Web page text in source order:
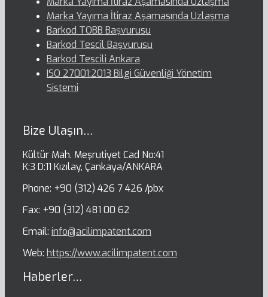
Marka Yayıma İtiraz Aşamasında Uzlaşma
Barkod TOBB Başvurusu
Barkod Tescil Başvurusu
Barkod Tescili Ankara
ISO 27001:2013 Bilgi Güvenliği Yönetim
Sistemi
Bize Ulaşın…
Kültür Mah. Meşrutiyet Cad No:41
K:3 D:11 Kızılay, Çankaya/ANKARA
Phone: +90 (312) 426 7 426 /pbx
Fax: +90 (312) 481 00 62
Email: info@acilimpatent.com
Web: https://www.acilimpatent.com
Haberler…